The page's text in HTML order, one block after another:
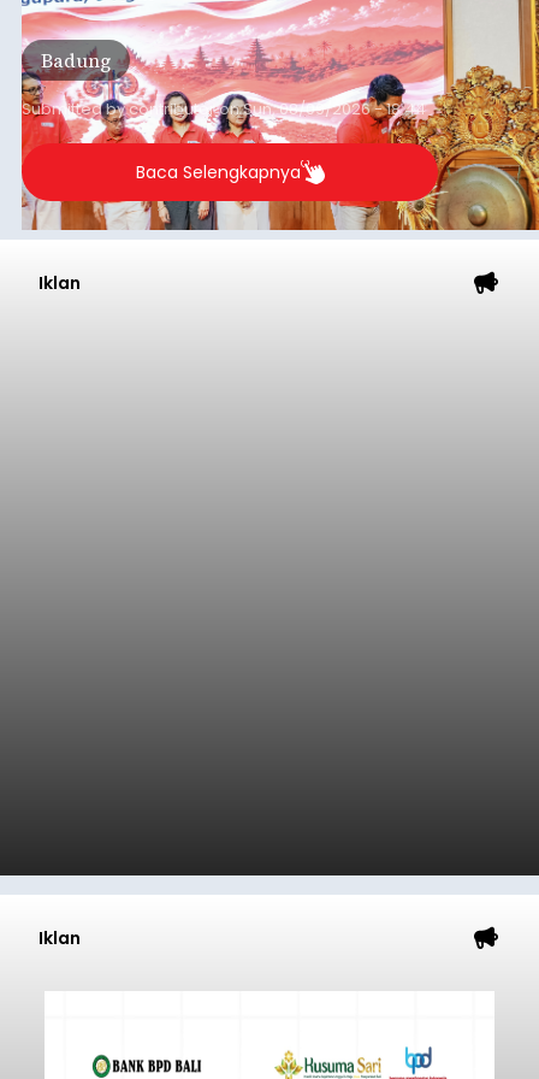
disampaikannya saat menghadiri Sarasehan
Pejuang Dialisis yang digelar RSD Mangusada di
Ruang Kertha Gosana, Puspem Badung, Minggu
(9/8/2026).
Badung
Submitted bycontributoronSun, 08/09/2026 - 18:44
Baca Selengkapnya
Iklan
Iklan